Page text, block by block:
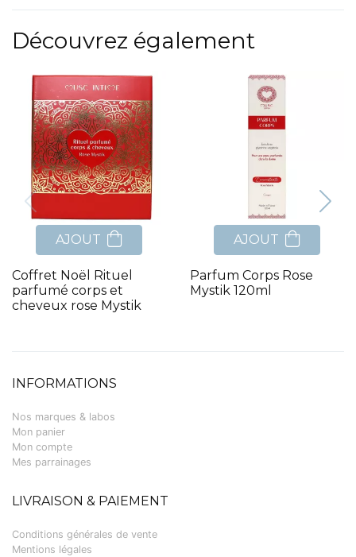
Découvrez également
AJOUT
Coffret Noël Rituel
parfumé corps et
cheveux rose Mystik
AJOUT
Parfum Corps Rose
Mystik 120ml
INFORMATIONS
Nos marques & labos
Mon panier
Mon compte
Mes parrainages
LIVRAISON & PAIEMENT
Conditions générales de vente
Mentions légales